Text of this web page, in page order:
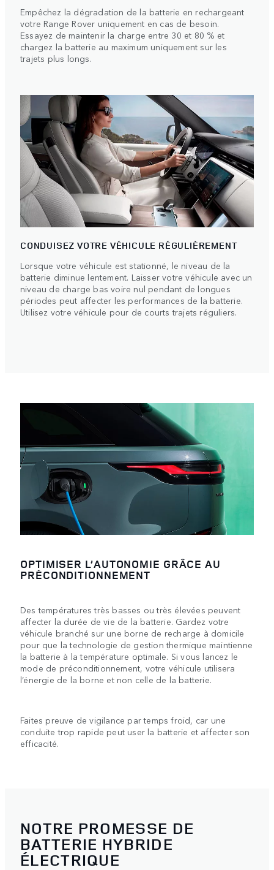
Empêchez la dégradation de la batterie en rechargeant
votre Range Rover uniquement en cas de besoin.
Essayez de maintenir la charge entre 30 et 80 % et
chargez la batterie au maximum uniquement sur les
trajets plus longs.
CONDUISEZ VOTRE VÉHICULE RÉGULIÈREMENT
Lorsque votre véhicule est stationné, le niveau de la
batterie diminue lentement. Laisser votre véhicule avec un
niveau de charge bas voire nul pendant de longues
périodes peut affecter les performances de la batterie.
Utilisez votre véhicule pour de courts trajets réguliers.
OPTIMISER L’AUTONOMIE GRÂCE AU
PRÉCONDITIONNEMENT
Des températures très basses ou très élevées peuvent
affecter la durée de vie de la batterie. Gardez votre
véhicule branché sur une borne de recharge à domicile
pour que la technologie de gestion thermique maintienne
la batterie à la température optimale. Si vous lancez le
mode de préconditionnement, votre véhicule utilisera
l’énergie de la borne et non celle de la batterie.
Faites preuve de vigilance par temps froid, car une
conduite trop rapide peut user la batterie et affecter son
efficacité.
NOTRE PROMESSE DE
BATTERIE HYBRIDE
ÉLECTRIQUE